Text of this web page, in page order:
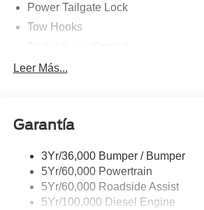
Power Tailgate Lock
Tow Hooks
Trailer Tow Mirrors
Leer Más...
Garantía
3Yr/36,000 Bumper / Bumper
5Yr/60,000 Powertrain
5Yr/60,000 Roadside Assist
5Yr/100,000 Diesel Engine